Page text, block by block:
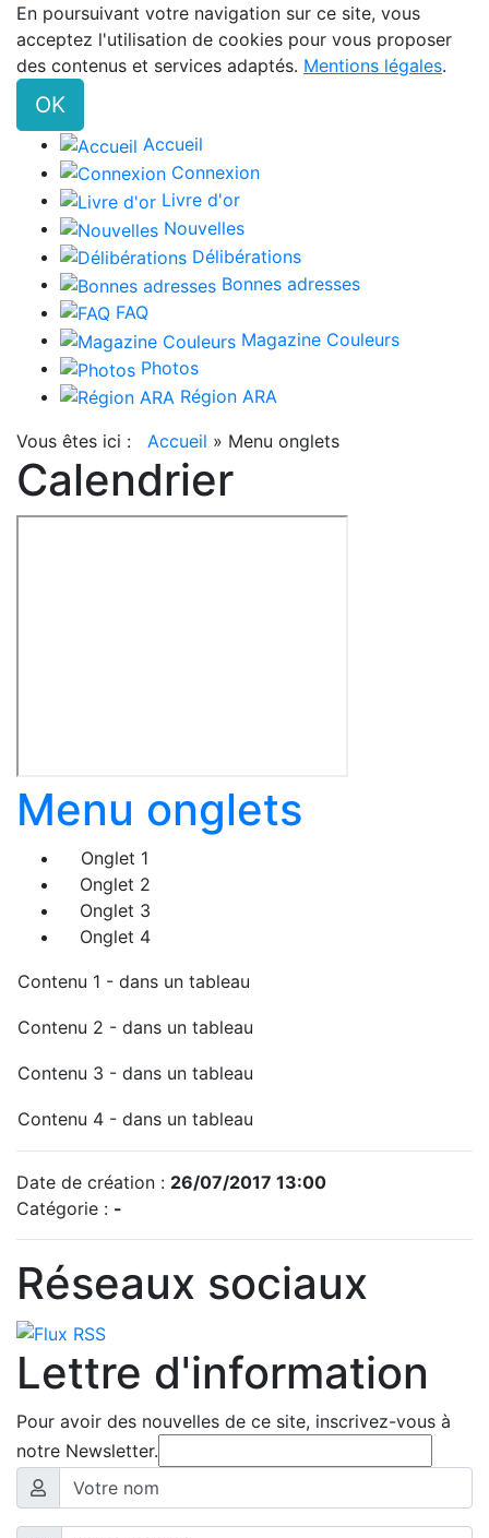
En poursuivant votre navigation sur ce site, vous
acceptez l'utilisation de cookies pour vous proposer
des contenus et services adaptés. Mentions légales.
OK
Accueil
Connexion
Livre d'or
Nouvelles
Délibérations
Bonnes adresses
FAQ
Magazine Couleurs
Photos
Région ARA
Vous êtes ici : Accueil » Menu onglets
Calendrier
Menu onglets
Onglet 1
Onglet 2
Onglet 3
Onglet 4
Contenu 1 - dans un tableau
Contenu 2 - dans un tableau
Contenu 3 - dans un tableau
Contenu 4 - dans un tableau
Date de création : 26/07/2017 13:00
Catégorie : -
Réseaux sociaux
Lettre d'information
Pour avoir des nouvelles de ce site, inscrivez-vous à
notre Newsletter.